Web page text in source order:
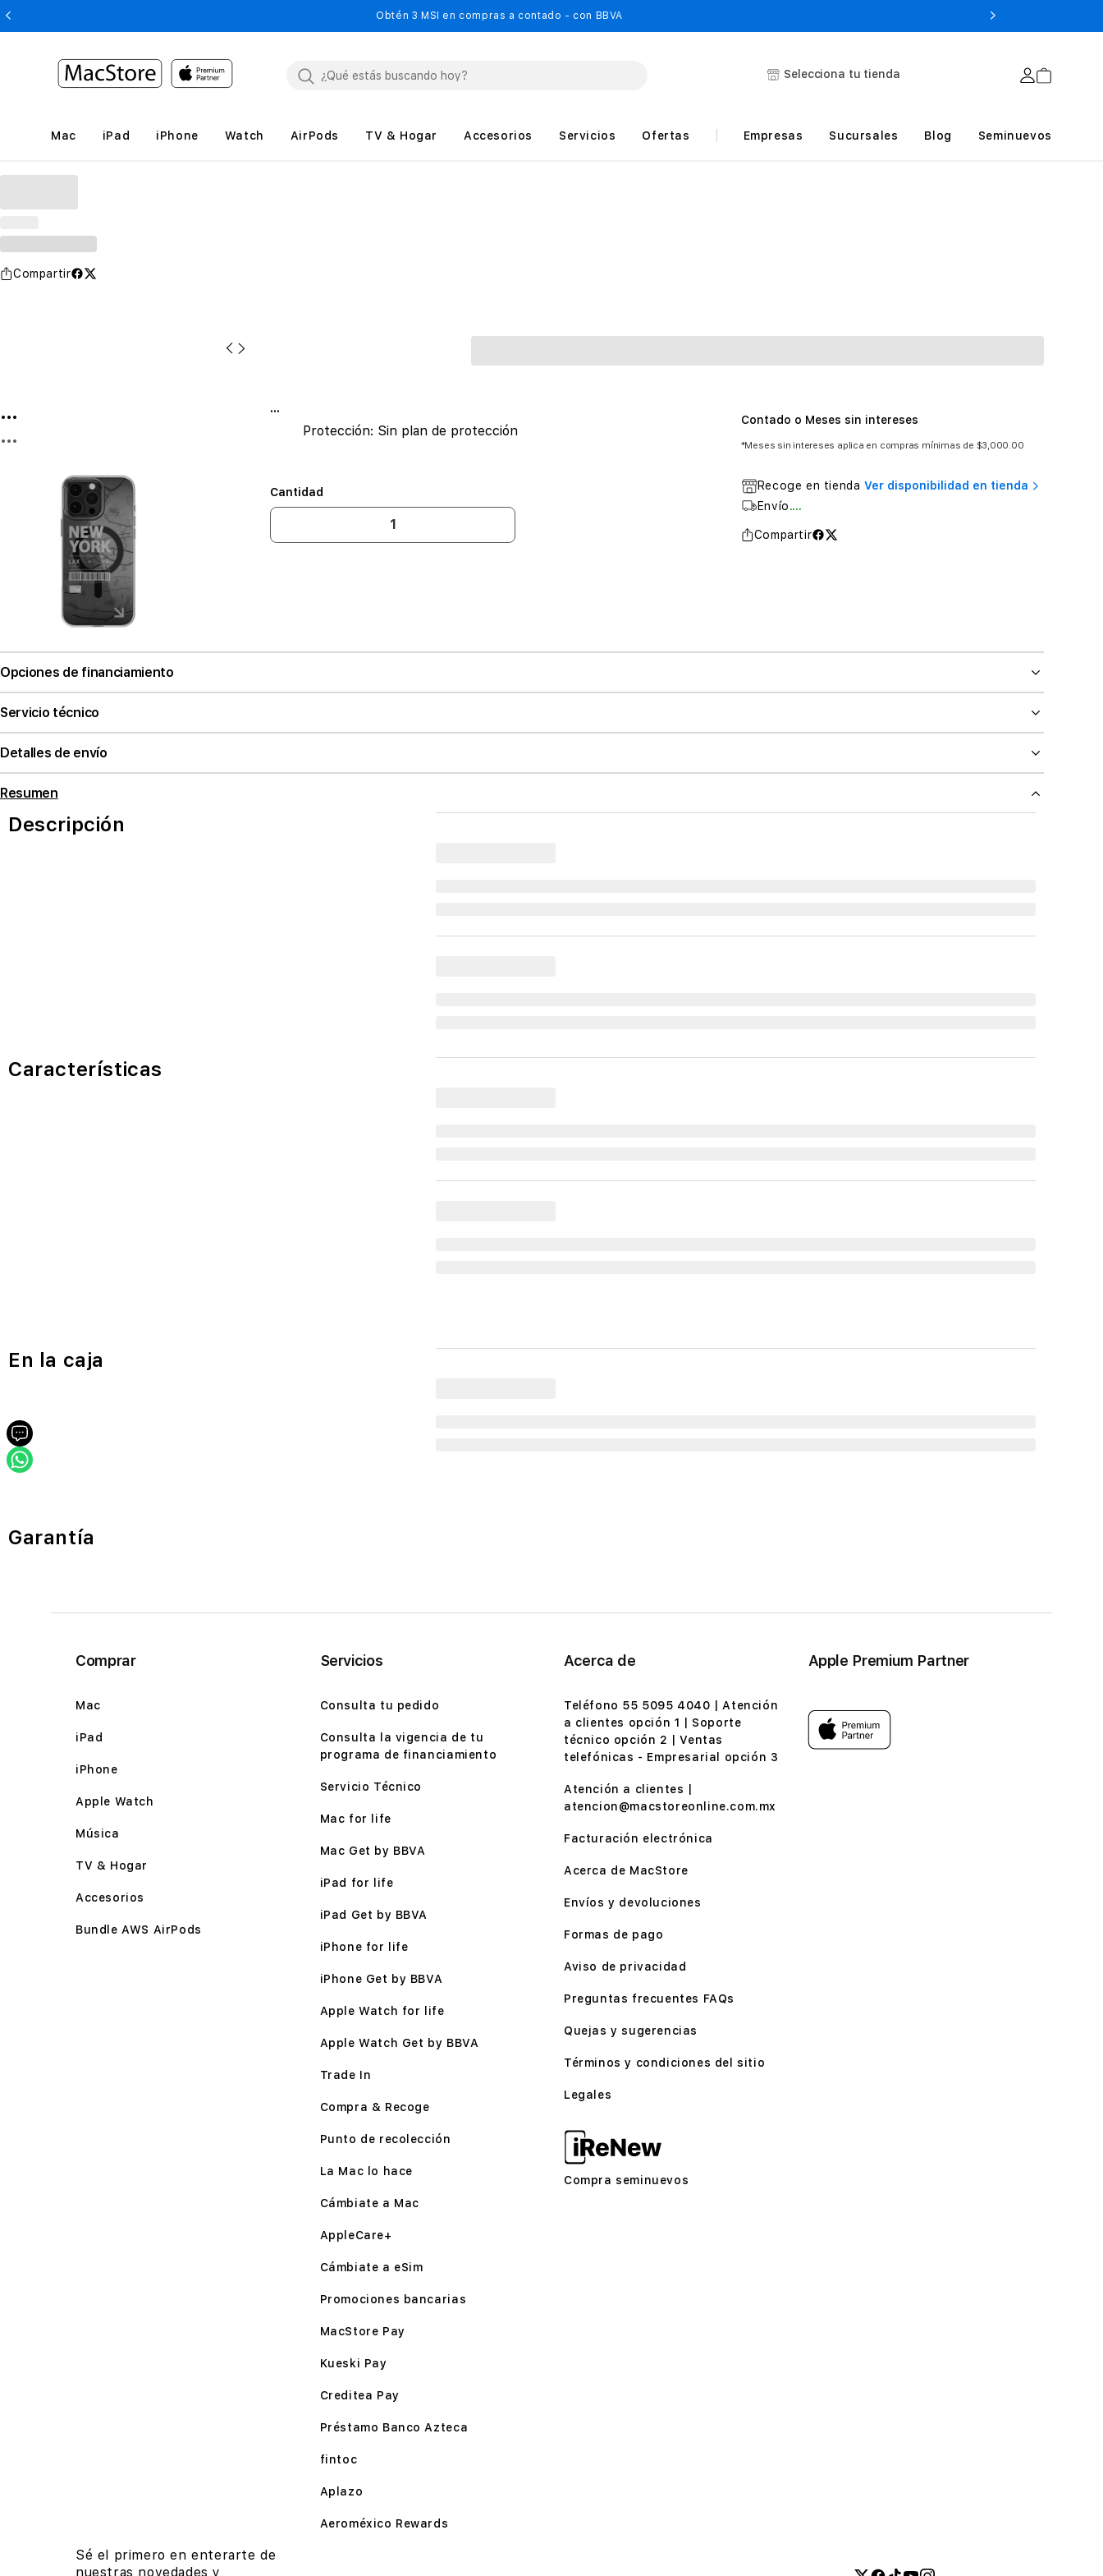
Obtén 3 MSI en compras a contado - con BBVA
Selecciona tu tienda
Mac iPad iPhone Watch AirPods TV & Hogar Accesorios Servicios Ofertas Empresas Sucursales Blog Seminuevos
Compartir
...
...
...
Protección: Sin plan de protección
Cantidad
Contado o Meses sin intereses
*Meses sin intereses aplica en compras mínimas de $3,000.00
Recoge en tienda Ver disponibilidad en tienda
Envío....
Compartir
Opciones de financiamiento
Servicio técnico
Detalles de envío
Resumen
Descripción
Características
En la caja
Garantía
Comprar
Mac
iPad
iPhone
Apple Watch
Música
TV & Hogar
Accesorios
Bundle AWS AirPods
Servicios
Consulta tu pedido
Consulta la vigencia de tu
programa de financiamiento
Servicio Técnico
Mac for life
Mac Get by BBVA
iPad for life
iPad Get by BBVA
iPhone for life
iPhone Get by BBVA
Apple Watch for life
Apple Watch Get by BBVA
Trade In
Compra & Recoge
Punto de recolección
La Mac lo hace
Cámbiate a Mac
AppleCare+
Cámbiate a eSim
Promociones bancarias
MacStore Pay
Kueski Pay
Creditea Pay
Préstamo Banco Azteca
fintoc
Aplazo
Aeroméxico Rewards
Acerca de
Teléfono 55 5095 4040 | Atención
a clientes opción 1 | Soporte
técnico opción 2 | Ventas
telefónicas - Empresarial opción 3
Atención a clientes |
atencion@macstoreonline.com.mx
Facturación electrónica
Acerca de MacStore
Envíos y devoluciones
Formas de pago
Aviso de privacidad
Preguntas frecuentes FAQs
Quejas y sugerencias
Términos y condiciones del sitio
Legales
Compra seminuevos
Apple Premium Partner
Sé el primero en enterarte de
nuestras novedades y